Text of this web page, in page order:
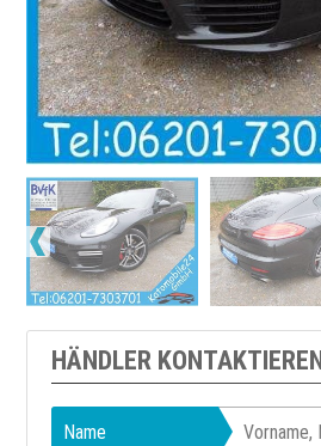
HÄNDLER KONTAKTIEREN
Name